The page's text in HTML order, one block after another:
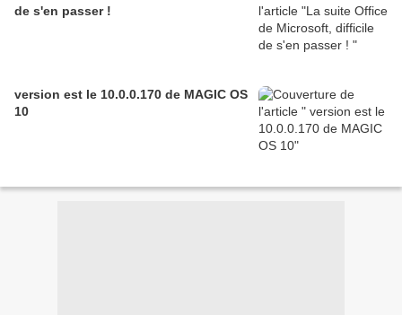
de s'en passer !
version est le 10.0.0.170 de MAGIC OS
10